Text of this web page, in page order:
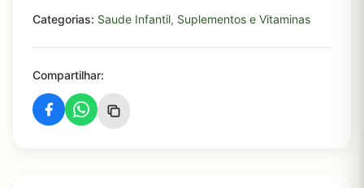
Categorias: Saude Infantil, Suplementos e Vitaminas
Compartilhar: